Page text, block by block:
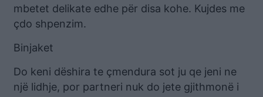
mbetet delikate edhe për disa kohe. Kujdes me
çdo shpenzim.
Binjaket
Do keni dëshira te çmendura sot ju qe jeni ne
një lidhje, por partneri nuk do jete gjithmonë i